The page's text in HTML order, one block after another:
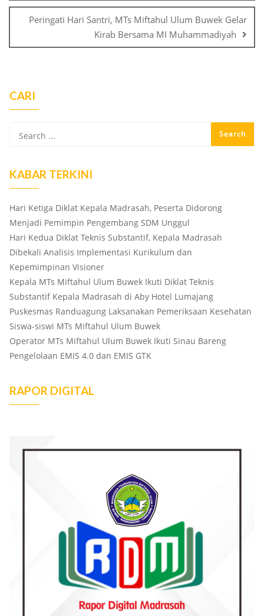
Peringati Hari Santri, MTs Miftahul Ulum Buwek Gelar
Kirab Bersama MI Muhammadiyah
CARI
KABAR TERKINI
Hari Ketiga Diklat Kepala Madrasah, Peserta Didorong
Menjadi Pemimpin Pengembang SDM Unggul
Hari Kedua Diklat Teknis Substantif, Kepala Madrasah
Dibekali Analisis Implementasi Kurikulum dan
Kepemimpinan Visioner
Kepala MTs Miftahul Ulum Buwek Ikuti Diklat Teknis
Substantif Kepala Madrasah di Aby Hotel Lumajang
Puskesmas Randuagung Laksanakan Pemeriksaan Kesehatan
Siswa-siswi MTs Miftahul Ulum Buwek
Operator MTs Miftahul Ulum Buwek Ikuti Sinau Bareng
Pengelolaan EMIS 4.0 dan EMIS GTK
RAPOR DIGITAL